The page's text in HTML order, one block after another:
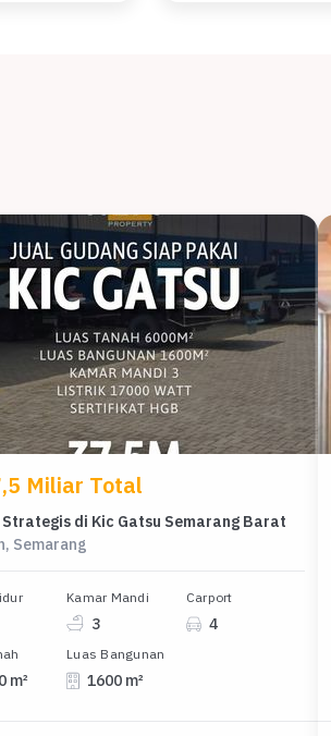
Miliar Total
Strategis di Kic Gatsu Semarang Barat
Semarang
Kamar Mandi
3
Carport
4
m²
Luas Bangunan
1600 m²